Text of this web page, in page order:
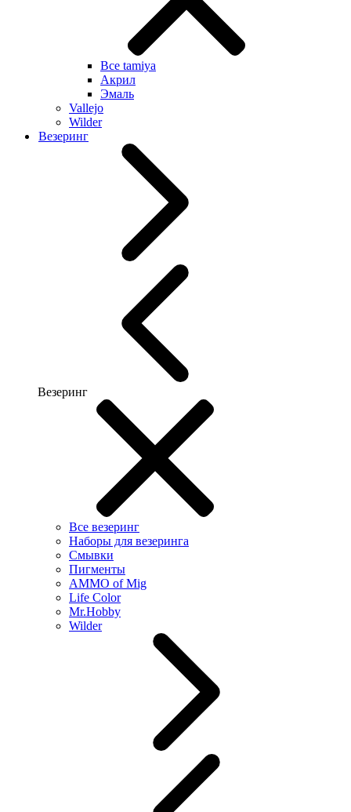
Все tamiya
Акрил
Эмаль
Vallejo
Wilder
Везеринг
Везеринг
Все везеринг
Наборы для везеринга
Смывки
Пигменты
AMMO of Mig
Life Color
Mr.Hobby
Wilder